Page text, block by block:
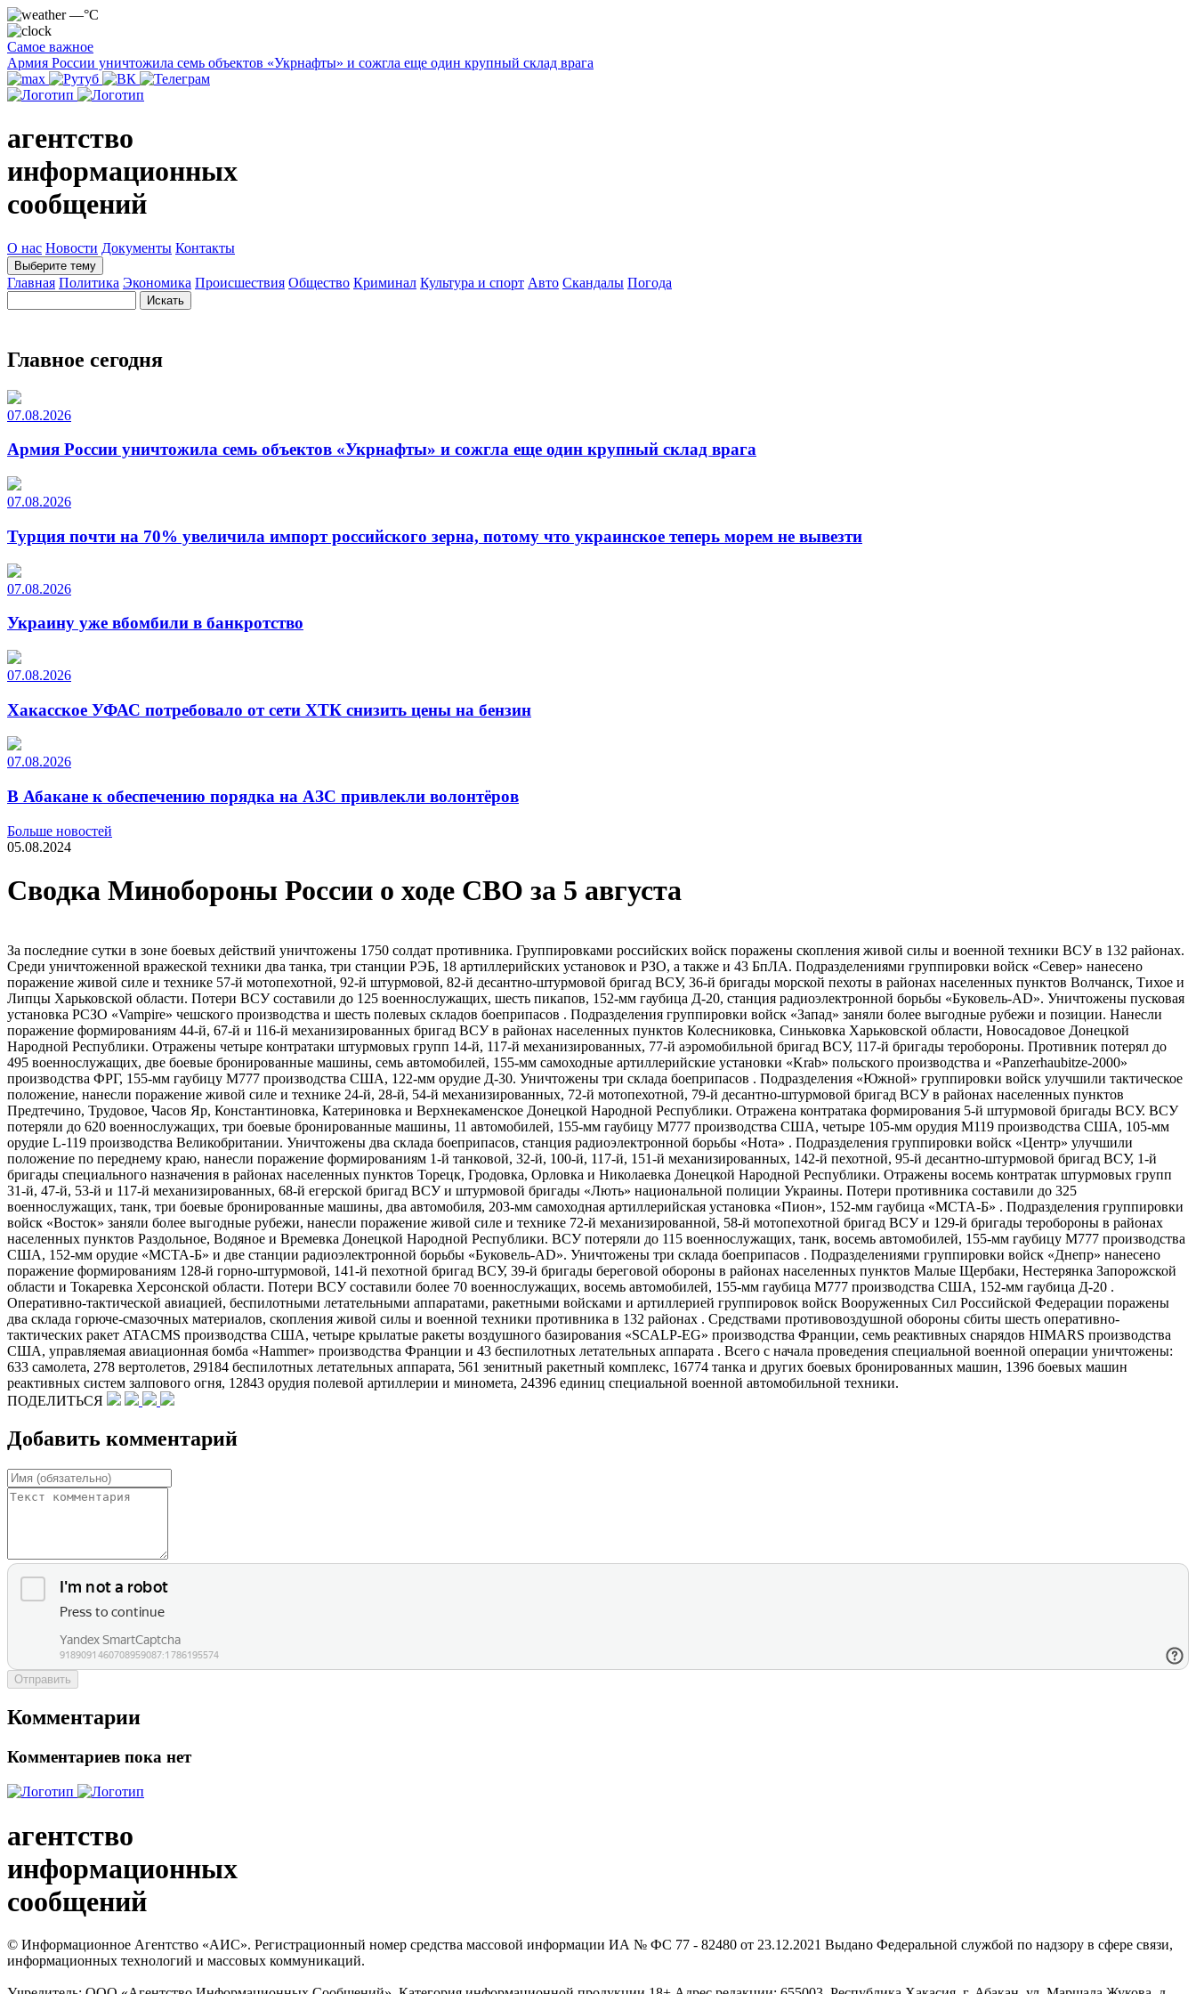
—°C
Самое важное
Армия России уничтожила семь объектов «Укрнафты» и сожгла еще один крупный склад врага
агентство
информационных
сообщений
О нас Новости Документы Контакты
Выберите тему
Главная Политика Экономика Происшествия Общество Криминал Культура и спорт Авто Скандалы Погода
Главное сегодня
07.08.2026
Армия России уничтожила семь объектов «Укрнафты» и сожгла еще один крупный склад врага
07.08.2026
Турция почти на 70% увеличила импорт российского зерна, потому что украинское теперь морем не вывезти
07.08.2026
Украину уже вбомбили в банкротство
07.08.2026
Хакасское УФАС потребовало от сети ХТК снизить цены на бензин
07.08.2026
В Абакане к обеспечению порядка на АЗС привлекли волонтёров
Больше новостей
05.08.2024
Сводка Минобороны России о ходе СВО за 5 августа
За последние сутки в зоне боевых действий уничтожены 1750 солдат противника. Группировками российских войск поражены скопления живой силы и военной техники ВСУ в 132 районах.
Среди уничтоженной вражеской техники два танка, три станции РЭБ, 18 артиллерийских установок и РЗО, а также и 43 БпЛА. Подразделениями группировки войск «Север» нанесено
поражение живой силе и технике 57-й мотопехотной, 92-й штурмовой, 82-й десантно-​штурмовой бригад ВСУ, 36-й бригады морской пехоты в районах населенных пунктов Волчанск, Тихое и
Липцы Харьковской области. Потери ВСУ составили до 125 военнослужащих, шесть пикапов, 152-мм гаубица Д-20, станция радиоэлектронной борьбы «Буковель-​AD». Уничтожены пусковая
установка РСЗО «Vampire» чешского производства и шесть полевых складов боеприпасов . Подразделения группировки войск «Запад» заняли более выгодные рубежи и позиции. Нанесли
поражение формированиям 44-й, 67-й и 116-й механизированных бригад ВСУ в районах населенных пунктов Колесниковка, Синьковка Харьковской области, Новосадовое Донецкой
Народной Республики. Отражены четыре контратаки штурмовых групп 14-й, 117-й механизированных, 77-й аэромобильной бригад ВСУ, 117-й бригады теробороны. Противник потерял до
495 военнослужащих, две боевые бронированные машины, семь автомобилей, 155-мм самоходные артиллерийские установки «Krab» польского производства и «Panzerhaubitze-​2000»
производства ФРГ, 155-мм гаубицу М777 производства США, 122-мм орудие Д-30. Уничтожены три склада боеприпасов . Подразделения «Южной» группировки войск улучшили тактическое
положение, нанесли поражение живой силе и технике 24-й, 28-й, 54-й механизированных, 72-й мотопехотной, 79-й десантно-​штурмовой бригад ВСУ в районах населенных пунктов
Предтечино, Трудовое, Часов Яр, Константиновка, Катериновка и Верхнекаменское Донецкой Народной Республики. Отражена контратака формирования 5-й штурмовой бригады ВСУ. ВСУ
потеряли до 620 военнослужащих, три боевые бронированные машины, 11 автомобилей, 155-мм гаубицу М777 производства США, четыре 105-мм орудия М119 производства США, 105-мм
орудие L-119 производства Великобритании. Уничтожены два склада боеприпасов, станция радиоэлектронной борьбы «Нота» . Подразделения группировки войск «Центр» улучшили
положение по переднему краю, нанесли поражение формированиям 1-й танковой, 32-й, 100-й, 117-й, 151-й механизированных, 142-й пехотной, 95-й десантно-​штурмовой бригад ВСУ, 1-й
бригады специального назначения в районах населенных пунктов Торецк, Гродовка, Орловка и Николаевка Донецкой Народной Республики. Отражены восемь контратак штурмовых групп
31-й, 47-й, 53-й и 117-й механизированных, 68-й егерской бригад ВСУ и штурмовой бригады «Лють» национальной полиции Украины. Потери противника составили до 325
военнослужащих, танк, три боевые бронированные машины, два автомобиля, 203-мм самоходная артиллерийская установка «Пион», 152-мм гаубица «МСТА-​Б» . Подразделения группировки
войск «Восток» заняли более выгодные рубежи, нанесли поражение живой силе и технике 72-й механизированной, 58-й мотопехотной бригад ВСУ и 129-й бригады теробороны в районах
населенных пунктов Раздольное, Водяное и Времевка Донецкой Народной Республики. ВСУ потеряли до 115 военнослужащих, танк, восемь автомобилей, 155-мм гаубицу М777 производства
США, 152-мм орудие «МСТА-​Б» и две станции радиоэлектронной борьбы «Буковель-​AD». Уничтожены три склада боеприпасов . Подразделениями группировки войск «Днепр» нанесено
поражение формированиям 128-й горно-​штурмовой, 141-й пехотной бригад ВСУ, 39-й бригады береговой обороны в районах населенных пунктов Малые Щербаки, Нестерянка Запорожской
области и Токаревка Херсонской области. Потери ВСУ составили более 70 военнослужащих, восемь автомобилей, 155-мм гаубица М777 производства США, 152-мм гаубица Д-20 .
Оперативно-​тактической авиацией, беспилотными летательными аппаратами, ракетными войсками и артиллерией группировок войск Вооруженных Сил Российской Федерации поражены
два склада горюче-​смазочных материалов, скопления живой силы и военной техники противника в 132 районах . Средствами противовоздушной обороны сбиты шесть оперативно-​
тактических ракет ATACMS производства США, четыре крылатые ракеты воздушного базирования «SCALP-​EG» производства Франции, семь реактивных снарядов HIMARS производства
США, управляемая авиационная бомба «Hammer» производства Франции и 43 беспилотных летательных аппарата . Всего с начала проведения специальной военной операции уничтожены:
633 самолета, 278 вертолетов, 29184 беспилотных летательных аппарата, 561 зенитный ракетный комплекс, 16774 танка и других боевых бронированных машин, 1396 боевых машин
реактивных систем залпового огня, 12843 орудия полевой артиллерии и миномета, 24396 единиц специальной военной автомобильной техники.
ПОДЕЛИТЬСЯ
Добавить комментарий
Отправить
Комментарии
Комментариев пока нет
агентство
информационных
сообщений
© Информационное Агентство «АИС». Регистрационный номер средства массовой информации ИА № ФС 77 - 82480 от 23.12.2021 Выдано Федеральной службой по надзору в сфере связи,
информационных технологий и массовых коммуникаций.